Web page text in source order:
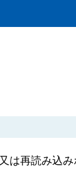
は再読み込